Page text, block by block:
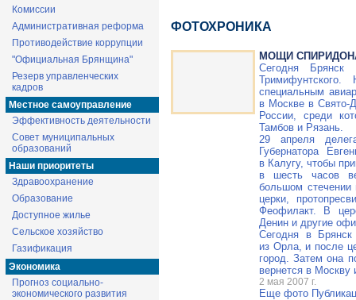
Комиссии
Административная реформа
Противодействие коррупции
"Официальная Брянщина"
Резерв управленческих
кадров
Местное самоуправление
Эффективность деятельности
Совет муниципальных
образований
Наши приоритеты
Здравоохранение
Образование
Доступное жилье
Сельское хозяйство
Газификация
Экономика
Прогноз социально-
экономического развития
ФОТОХРОНИКА
МОЩИ
Сегодня Брянск
специальным
в Москве в Свято-
России, среди
Тамбов и Рязань.
29 апреля
Губернатора
в Калугу, чтобы
в шесть часов
большом стечении
церки,
Феофилакт. В
Денин и другие
Сегодня в Брянск
из Орла, и после
город. Затем она
вернется в
2 мая 2007 г.
Еще фото